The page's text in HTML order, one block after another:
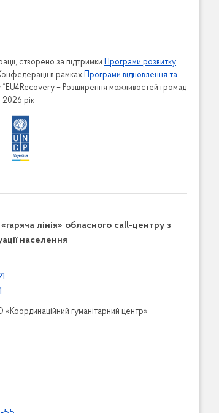
створено за підтримки Програми розвитку
в рамках Програми відновлення та
– Розширення можливостей громад
2026 рік
лінія» обласного call-центру з
населення
«Координаційний гуманітарний центр»